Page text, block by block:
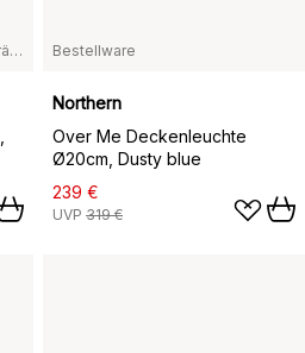
Nur begrenzte Stückzahl vorrätig Bestellware
Northern
Over Me Deckenleuchte
Ø20cm, Dusty blue
239 €
UVP 319 €